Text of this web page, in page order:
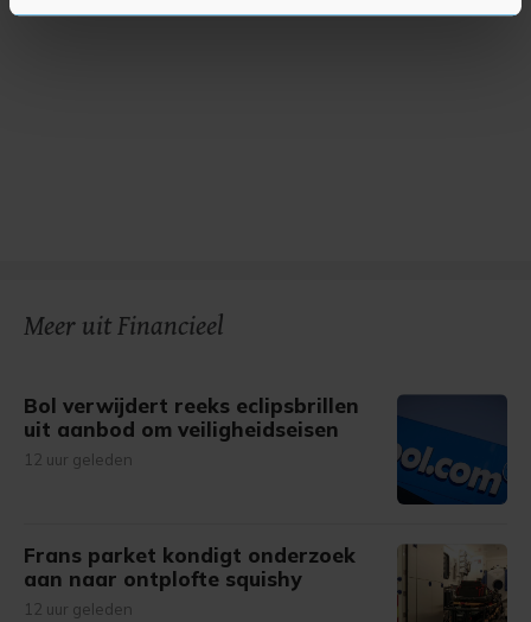
U kunt uw toestemming op elk moment wijzigen of
Meer uit Financieel
Bol verwijdert reeks eclipsbrillen
uit aanbod om veiligheidseisen
12 uur geleden
Frans parket kondigt onderzoek
aan naar ontplofte squishy
12 uur geleden